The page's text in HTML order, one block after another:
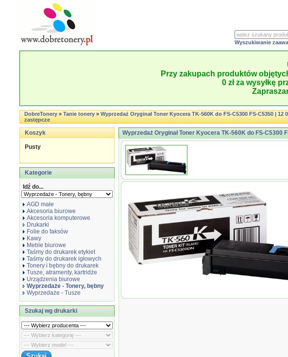
Wyszukiwanie
Przy zakupach produktów
0 zł za wysyłkę
DobreTonery»Tanie tonery»Wyprzedaż Oryginał Toner Kyocera TK-560K do FS-C5300 FS-C5350 |
zastępcze
Koszyk
Pusty
Kategorie
Idź do...
AGD małe
Akcesoria biurowe
Akcesoria komputerowe
Drukarki
Folie do faksów
Kawy
Meble biurowe
Taśmy do drukarek etykiet
Taśmy do drukarek igłowych
Tonery i bębny do drukarek
Tusze, atramenty, kartridże
Urządzenia biurowe
Wyprzedaże - Tonery, bębny
Wyprzedaże - Tusze
Szukaj wg drukarki
Wyprzedaż Oryginał Toner Kyocera TK-560K do FS-C5300